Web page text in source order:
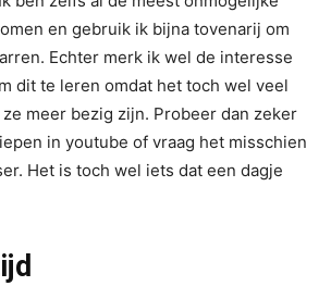
en gebruik ik bijna tovenarij om
Echter merk ik wel de interesse
dit te leren omdat het toch wel veel
meer bezig zijn. Probeer dan zeker
in youtube of vraag het misschien
Het is toch wel iets dat een dagje